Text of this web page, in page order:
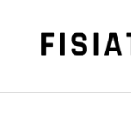
conteúdo